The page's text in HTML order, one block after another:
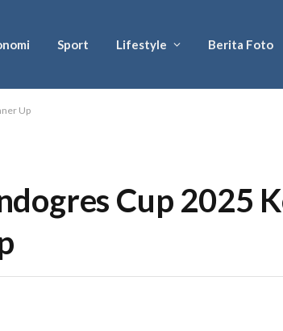
Sport Lifestyle Berita Foto
Up
Cup 2025